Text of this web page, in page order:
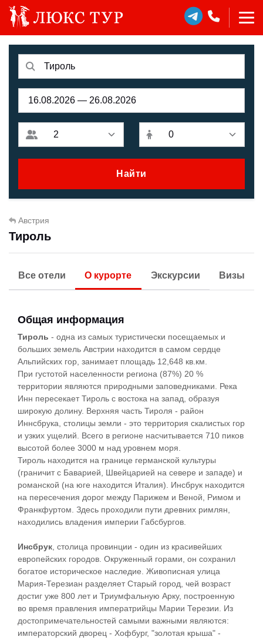
Найти
Австрия
Тироль
Все отели О курорте Экскурсии Визы
Общая информация
Тироль - одна из самых туристически посещаемых и
больших земель Австрии находится в самом сердце
Альпийских гор, занимает площадь 12,648 кв.км.
При густотой населенности региона (87%) 20 %
территории являются природными заповедниками. Река
Инн пересекает Тироль с востока на запад, образуя
широкую долину. Верхняя часть Тироля - район
Иннсбрука, столицы земли - это территория скалистых гор
и узких ущелий. Всего в регионе насчитывается 710 пиков
высотой более 3000 м над уровнем моря.
Тироль находится на границе германской культуры
(граничит с Баварией, Швейцарией на севере и западе) и
романской (на юге находится Италия). Инсбрук находится
на пересечения дорог между Парижем и Веной, Римом и
Франкфуртом. Здесь проходили пути древних римлян,
находились владения империи Габсбургов.
Инсбрук, столица провинции - один из красивейших
европейских городов. Окруженный горами, он сохранил
богатое историческое наследие. Живописная улица
Мария-Терезиан разделяет Старый город, чей возраст
достиг уже 800 лет и Триумфальную Арку, построенную
во время правления императрийцы Марии Терезии. Из
достопримечательностей самыми важными являются:
императорский дворец - Хофбург, "золотая крыша" -